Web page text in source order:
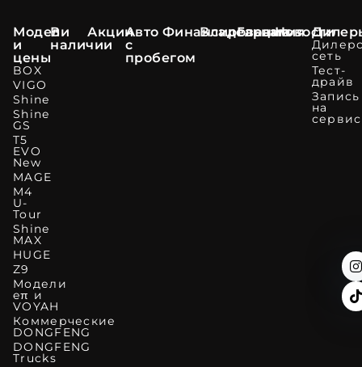
Модели
и
цены
BOX
VIGO
Shine
Shine
GS
T5
EVO
New
MAGE
M4
U-
Tour
Shine
MAX
HUGE
Z9
Модели
eπ и
VOYAH
Коммерческие
DONGFENG
DONGFENG
Trucks
В
наличии
АкцииАвто
с
пробегом
Финансирование
Владельцам
ГарантияНовости
сеть
Тест-
драйв
Запись
на
сервис